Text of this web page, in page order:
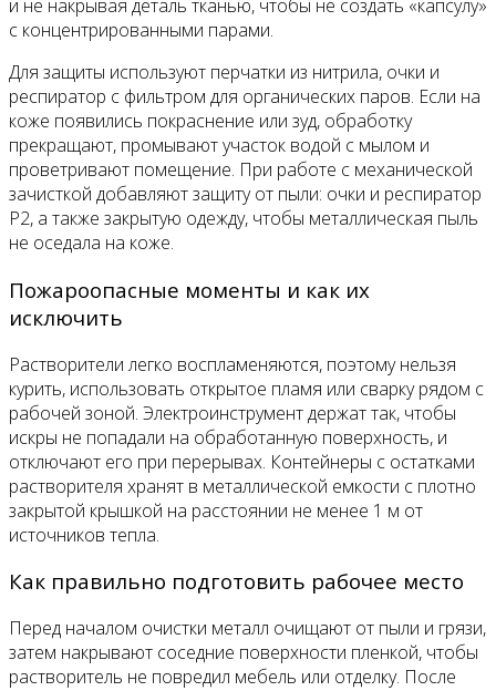
и не накрывая деталь тканью, чтобы не создать «капсулу»
с концентрированными парами.
Для защиты используют перчатки из нитрила, очки и
респиратор с фильтром для органических паров. Если на
коже появились покраснение или зуд, обработку
прекращают, промывают участок водой с мылом и
проветривают помещение. При работе с механической
зачисткой добавляют защиту от пыли: очки и респиратор
P2, а также закрытую одежду, чтобы металлическая пыль
не оседала на коже.
Пожароопасные моменты и как их
исключить
Растворители легко воспламеняются, поэтому нельзя
курить, использовать открытое пламя или сварку рядом с
рабочей зоной. Электроинструмент держат так, чтобы
искры не попадали на обработанную поверхность, и
отключают его при перерывах. Контейнеры с остатками
растворителя хранят в металлической емкости с плотно
закрытой крышкой на расстоянии не менее 1 м от
источников тепла.
Как правильно подготовить рабочее место
Перед началом очистки металл очищают от пыли и грязи,
затем накрывают соседние поверхности пленкой, чтобы
растворитель не повредил мебель или отделку. После